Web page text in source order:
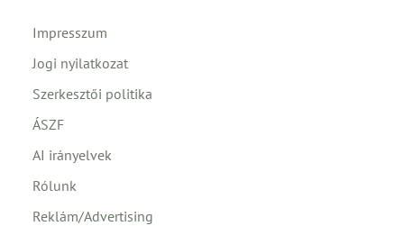
Impresszum
Jogi nyilatkozat
Szerkesztői politika
ÁSZF
AI irányelvek
Rólunk
Reklám/Advertising